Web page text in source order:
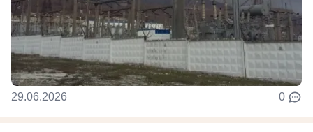
29.06.2026 0